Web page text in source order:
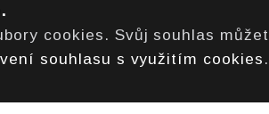
cookies. Svůj souhlas
souhlasu s využitím cookies .